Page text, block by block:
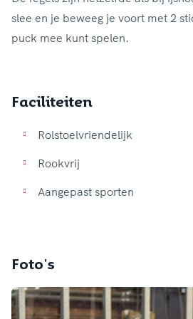
slee en je beweeg je voort met 2
Faciliteiten
Rolstoelvriendelijk
Rookvrij
Aangepast sporten
Foto's